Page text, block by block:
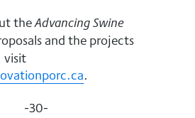
theAdvancing Swine
and the projects
visit
.
-30-